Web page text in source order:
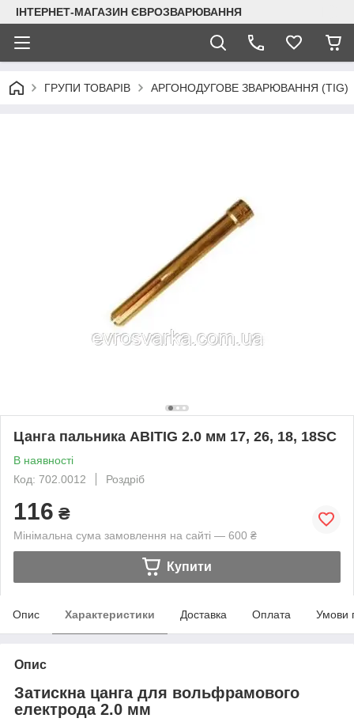
ІНТЕРНЕТ-МАГАЗИН ЄВРОЗВАРЮВАННЯ
ГРУПИ ТОВАРІВ АРГОНОДУГОВЕ ЗВАРЮВАННЯ (TIG)
Цанга пальника ABITIG 2.0 мм 17, 26, 18, 18SC
В наявності
Код: 702.0012
Роздріб
116 ₴
Мінімальна сума замовлення на сайті — 600 ₴
Купити
Опис Характеристики Доставка Оплата Умови
Опис
Затискна цанга для вольфрамового
електрода 2.0 мм